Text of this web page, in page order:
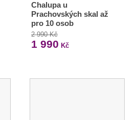
Chalupa u
Prachovských skal až
pro 10 osob
2 990 Kč
1 990 Kč